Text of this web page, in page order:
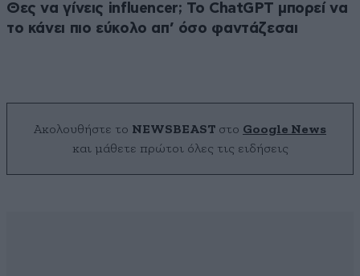
Θες να γίνεις influencer; Το ChatGPT μπορεί να
το κάνει πιο εύκολο απ’ όσο φαντάζεσαι
Ακολουθήστε το NEWSBEAST στο Google News
και μάθετε πρώτοι όλες τις ειδήσεις